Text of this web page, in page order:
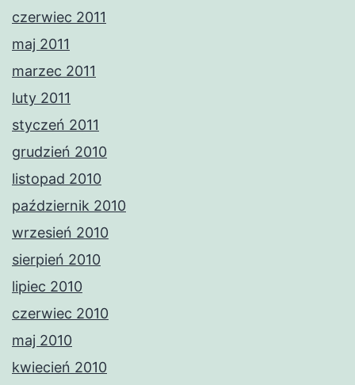
czerwiec 2011
maj 2011
marzec 2011
luty 2011
styczeń 2011
grudzień 2010
listopad 2010
październik 2010
wrzesień 2010
sierpień 2010
lipiec 2010
czerwiec 2010
maj 2010
kwiecień 2010